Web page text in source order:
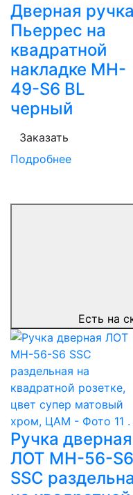
Дверная ручка
Пьеррес на
квадратной
накладке MH-
49-S6 BL
черный
Заказать
Подробнее
Есть на
Ручка дверная
ЛОТ MH-56-S6
SSC